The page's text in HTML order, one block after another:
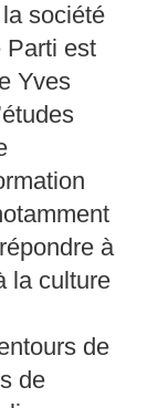
société
Parti est
Yves
à
la culture
de
de